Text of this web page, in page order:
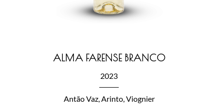
ALMA FARENSE BRANCO
2023
Antão Vaz, Arinto, Viognier